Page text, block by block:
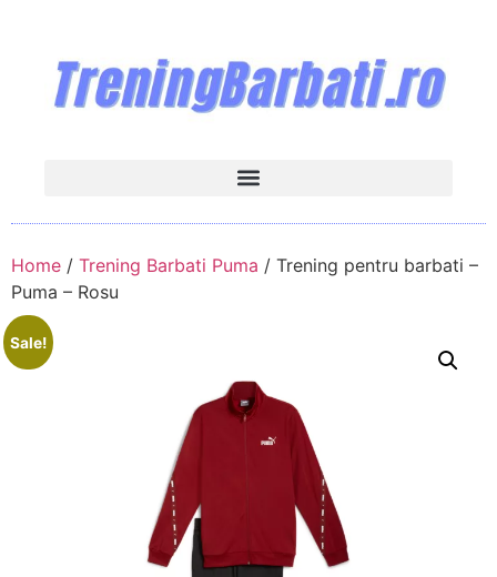
Home / Trening Barbati Puma / Trening pentru barbati –
Puma – Rosu
Sale!